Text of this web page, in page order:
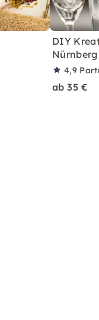
DIY
Nürnberg
4,9
ab 35 €